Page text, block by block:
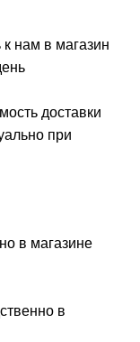
нам в магазин
доставки
при
в магазине
в